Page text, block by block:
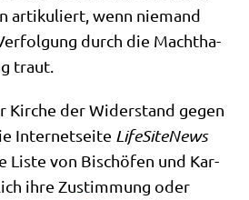
arti­ku­liert, wenn nie­mand
durch die Macht­ha­
traut.
Kir­che der Wider­stand gegen
Inter­net­sei­te Life­Si­teNews
Liste von Bischö­fen und Kar­
ihre Zustim­mung oder